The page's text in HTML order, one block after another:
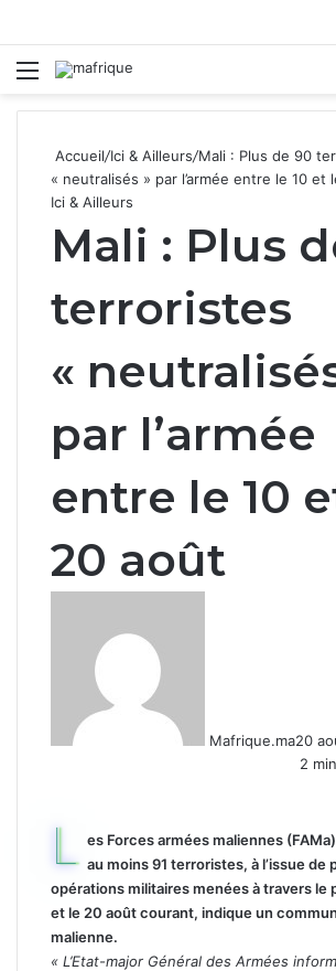
Menu
Accueil/Ici & Ailleurs/Mali : Plus de 90
« neutralisés » par l’armée entre le 10 et
Ici & Ailleurs
Mali : Plus
terroristes
«
par l’armée
entre le 10
20 août
Mafrique.ma20
2
L es Forces armées maliennes
au moins 91 terroristes, à l’issue de
opérations militaires menées à travers le
et le 20 août courant, indique un
malienne.
« L’Etat-major Général des Armées